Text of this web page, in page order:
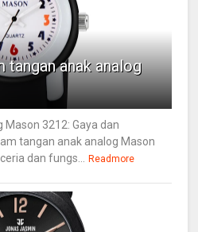
tangan anak analog
3212: Gaya dan
tangan anak analog Mason
dan fungs... Readmore